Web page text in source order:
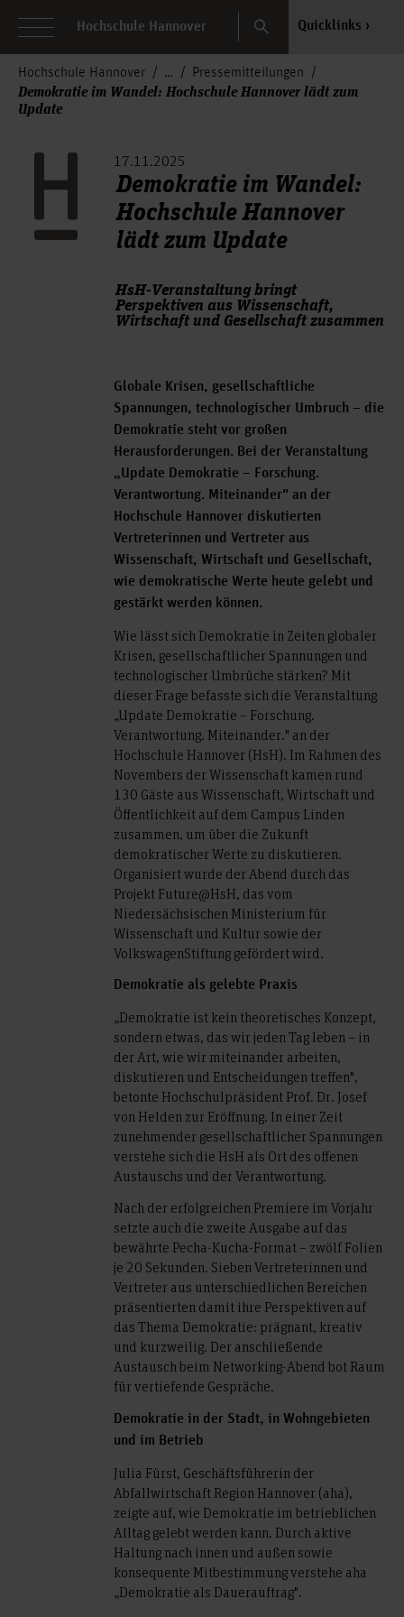
Hochschule Hannover Search Quicklinks
Hochschule Hannover Pressemitteilungen
Demokratie im Wandel: Hochschule Hannover lädt zum
Update
17.11.2025
Demokratie im Wandel:
Hochschule Hannover
lädt zum Update
HsH-Veranstaltung bringt
Perspektiven aus Wissenschaft,
Wirtschaft und Gesellschaft zusammen
Globale Krisen, gesellschaftliche
Spannungen, technologischer Umbruch – die
Demokratie steht vor großen
Herausforderungen. Bei der Veranstaltung
„Update Demokratie – Forschung.
Verantwortung. Miteinander" an der
Hochschule Hannover diskutierten
Vertreterinnen und Vertreter aus
Wissenschaft, Wirtschaft und Gesellschaft,
wie demokratische Werte heute gelebt und
gestärkt werden können.
Wie lässt sich Demokratie in Zeiten globaler
Krisen, gesellschaftlicher Spannungen und
technologischer Umbrüche stärken? Mit
dieser Frage befasste sich die Veranstaltung
„Update Demokratie – Forschung.
Verantwortung. Miteinander." an der
Hochschule Hannover (HsH). Im Rahmen des
Novembers der Wissenschaft kamen rund
130 Gäste aus Wissenschaft, Wirtschaft und
Öffentlichkeit auf dem Campus Linden
zusammen, um über die Zukunft
demokratischer Werte zu diskutieren.
Organisiert wurde der Abend durch das
Projekt Future@HsH, das vom
Niedersächsischen Ministerium für
Wissenschaft und Kultur sowie der
VolkswagenStiftung gefördert wird.
Demokratie als gelebte Praxis
„Demokratie ist kein theoretisches Konzept,
sondern etwas, das wir jeden Tag leben – in
der Art, wie wir miteinander arbeiten,
diskutieren und Entscheidungen treffen",
betonte Hochschulpräsident Prof. Dr. Josef
von Helden zur Eröffnung. In einer Zeit
zunehmender gesellschaftlicher Spannungen
verstehe sich die HsH als Ort des offenen
Austauschs und der Verantwortung.
Nach der erfolgreichen Premiere im Vorjahr
setzte auch die zweite Ausgabe auf das
bewährte Pecha-Kucha-Format – zwölf Folien
je 20 Sekunden. Sieben Vertreterinnen und
Vertreter aus unterschiedlichen Bereichen
präsentierten damit ihre Perspektiven auf
das Thema Demokratie: prägnant, kreativ
und kurzweilig. Der anschließende
Austausch beim Networking-Abend bot Raum
für vertiefende Gespräche.
Demokratie in der Stadt, in Wohngebieten
und im Betrieb
Julia Fürst, Geschäftsführerin der
Abfallwirtschaft Region Hannover (aha),
zeigte auf, wie Demokratie im betrieblichen
Alltag gelebt werden kann. Durch aktive
Haltung nach innen und außen sowie
konsequente Mitbestimmung verstehe aha
„Demokratie als Dauerauftrag".